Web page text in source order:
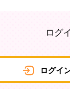
ログ
ログイ